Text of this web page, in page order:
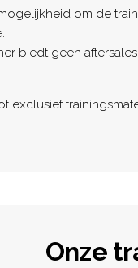
om de
biedt geen
exclusief
Onze